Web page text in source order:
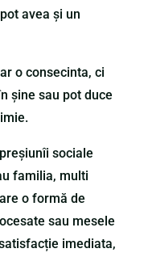
avea și un
o consecinta, ci
șine sau pot duce
sociale
familia, multi
o formă de
sau mesele
imediata,